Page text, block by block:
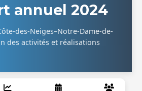
annuel 2024
des-Neiges–Notre-Dame-de-
des activités et réalisations